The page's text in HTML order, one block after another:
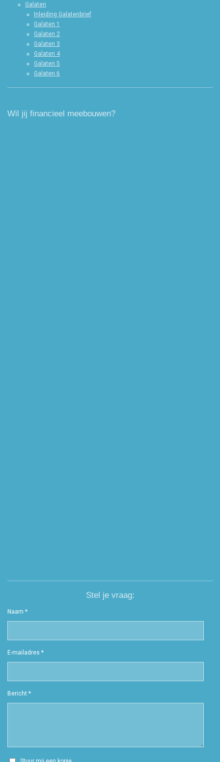
Galaten
Inleiding Galatenbrief
Galaten 1
Galaten 2
Galaten 3
Galaten 4
Galaten 5
Galaten 6
Wil jij financieel meebouwen?
Stel je vraag:
Naam *
E-mailadres *
Bericht *